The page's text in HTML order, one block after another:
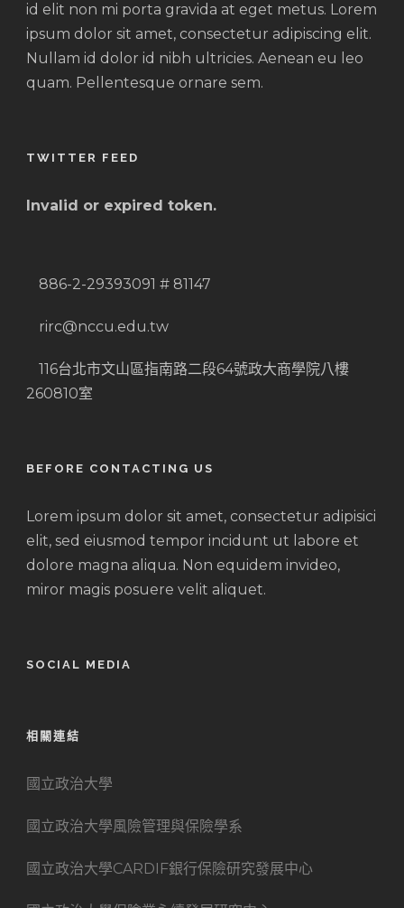
id elit non mi porta gravida at eget metus. Lorem
ipsum dolor sit amet, consectetur adipiscing elit.
Nullam id dolor id nibh ultricies. Aenean eu leo
quam. Pellentesque ornare sem.
TWITTER FEED
Invalid or expired token.
886-2-29393091 # 81147
rirc@nccu.edu.tw
116台北市文山區指南路二段64號政大商學院八樓
260810室
BEFORE CONTACTING US
Lorem ipsum dolor sit amet, consectetur adipisici
elit, sed eiusmod tempor incidunt ut labore et
dolore magna aliqua. Non equidem invideo,
miror magis posuere velit aliquet.
SOCIAL MEDIA
相關連結
國立政治大學
國立政治大學風險管理與保險學系
國立政治大學CARDIF銀行保險研究發展中心